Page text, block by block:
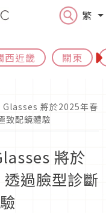
繁
西近畿 關東
Glasses 將於2025年春
致配鏡體驗
將於
過臉型診斷